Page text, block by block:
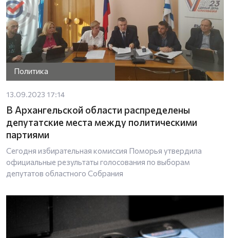
Политика
13.09.2023 17:14
В Архангельской области распределены
депутатские места между политическими
партиями
Сегодня избирательная комиссия Поморья утвердила
официальные результаты голосования по выборам
депутатов областного Собрания